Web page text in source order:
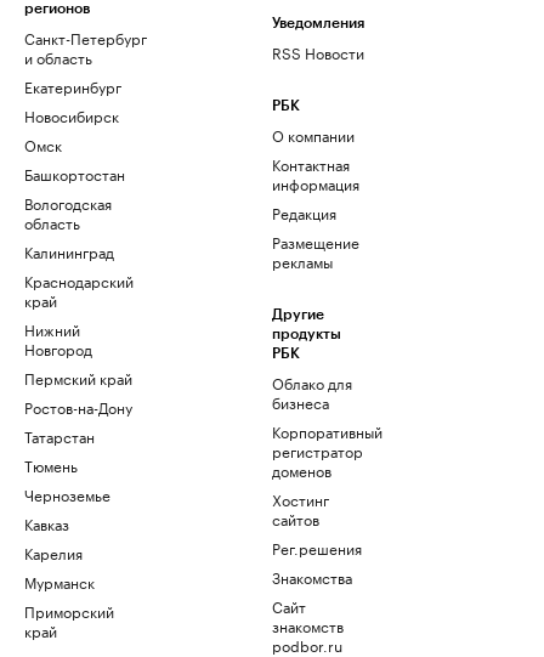
регионов
Санкт-Петербург
и область
Екатеринбург
Новосибирск
Омск
Башкортостан
Вологодская
область
Калининград
Краснодарский
край
Нижний
Новгород
Пермский край
Ростов-на-Дону
Татарстан
Тюмень
Черноземье
Кавказ
Карелия
Мурманск
Приморский
край
Уведомления
RSS Новости
РБК
О компании
Контактная
информация
Редакция
Размещение
рекламы
Другие
продукты
РБК
Облако для
бизнеса
Корпоративный
регистратор
доменов
Хостинг
сайтов
Рег.решения
Знакомства
Сайт
знакомств
podbor.ru